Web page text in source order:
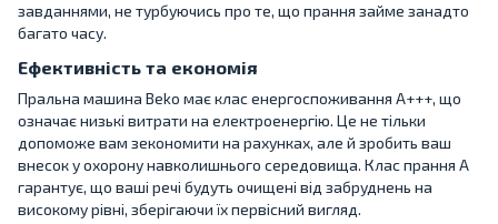
завданнями, не турбуючись про те, що прання займе занадто
багато часу.
Ефективність та економія
Пральна машина Beko має клас енергоспоживання A+++, що
означає низькі витрати на електроенергію. Це не тільки
допоможе вам зекономити на рахунках, але й зробить ваш
внесок у охорону навколишнього середовища. Клас прання A
гарантує, що ваші речі будуть очищені від забруднень на
високому рівні, зберігаючи їх первісний вигляд.